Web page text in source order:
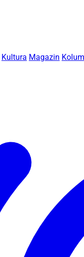
Kultura Magazin